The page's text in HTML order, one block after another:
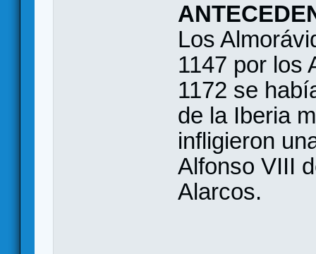
Los
1147 por los
1172 se
de la Iberia
infligieron
Alfonso VIII
Alarcos.